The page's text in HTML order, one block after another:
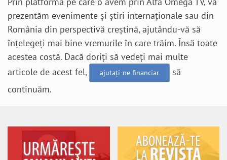
prezentăm evenimente și știri internaționale sau din
România din perspectivă creștină, ajutându-vă să
înțelegeți mai bine vremurile în care trăim. Însă toate
acestea costă. Dacă doriți să vedeți mai multe
articole de acest fel,
ajutați-ne financiar
să
continuăm.